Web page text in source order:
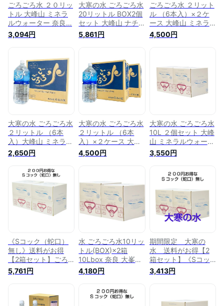
ごろごろ水 ２０リッ
トル 大峰山 ミネラ
ルウォーター 奈良…
3,094円
大寒の水 ごろごろ水
20リットル BOX2個
セット 大峰山 ナチ
ュラルミネラルウォ
ーター
5,861円
ごろごろ水 ２リット
ル （6本入）×２ケ
ース 大峰山 ミネラ
ルウォーター
4,500円
大寒の水 ごろごろ水
２リットル （6本
入）大峰山 ミネラル
ウォーター
2,650円
大寒の水 ごろごろ水
２リットル （6本
入）×２ケース 大峰
山 ミネラルウォータ
ー…
4,500円
大寒の水 ごろごろ水
10L ２個セット 大峰
山 ミネラルウォータ
ー 吉野
3,550円
《Sコック（蛇口）
無し》送料がお得
【2箱セット】ごろ
ごろ水20リットル
(BOX）×2箱 （北海
しては別料金を頂き
ます）産地直送
5,761円
水 ごろごろ水10リッ
トル(BOX)×2箱
10Lbox 奈良 大峯山
名水百選 ミネラルウ
ォーター 国内天然水
郡天川村
4,180円
期間限定 大寒の
水 送料がお得【2
箱セット】《Sコッ
ク（蛇口）無し》ご
ろごろ水10リットル
峯山 名水百選 ミネ
3,413円